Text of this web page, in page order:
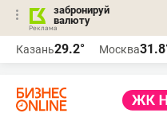
забронируй
валюту
Казань29.2° Москва